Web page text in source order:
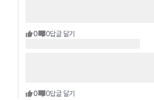
0 0답글 달기
0 0답글 달기